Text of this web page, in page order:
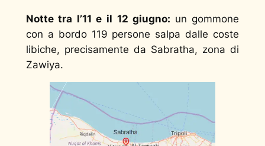
Notte tra l’11 e il 12 giugno: un gommone
con a bordo 119 persone salpa dalle coste
libiche, precisamente da Sabratha, zona di
Zawiya.